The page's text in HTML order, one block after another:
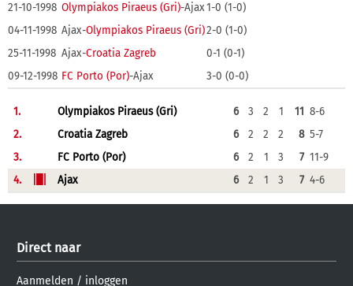
21-10-1998 Olympiakos Piraeus (Gri)-Ajax1-0 (1-0)
04-11-1998 Ajax-Olympiakos Piraeus (Gri)2-0 (1-0)
25-11-1998 Ajax-Croatia Zagreb
0-1 (0-1)
09-12-1998 FC Porto (Por)-Ajax 3-0 (0-0)
1. Olympiakos Piraeus (Gri) 6 3 2 1 11 8-6
2.
Croatia Zagreb 6 2 2 2 8 5-7
3.
FC Porto (Por) 6 2 1 3 7 11-9
4.
Ajax 6 2 1 3 7 4-6
Direct naar
Aanmelden / inloggen